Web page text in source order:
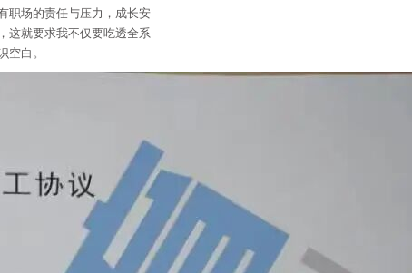
职场的责任与压力，成长安
这就要求我不仅要吃透全系
白。